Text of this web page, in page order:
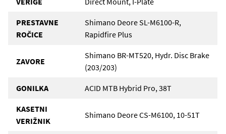
PRESTAVNE
ROČICE
Shimano Deore SL-M6100-R,
Rapidfire Plus
ZAVORE
Shimano BR-MT520, Hydr. Disc Brake
(203/203)
GONILKA ACID MTB Hybrid Pro, 38T
KASETNI
VERIŽNIK
Shimano Deore CS-M6100, 10-51T